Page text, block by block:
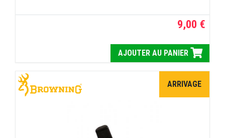
9,00 €
AJOUTER AU PANIER
ARRIVAGE